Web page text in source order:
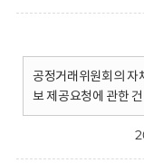
공정거래위원회의 자
보 제공요청에 관한 건